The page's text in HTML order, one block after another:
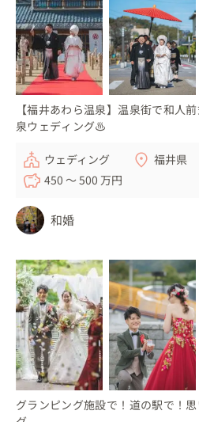
まるで修学旅行の部屋割りのお
今までにないウェディングをお
と
そしてなにより、お二人がプロ
でずっと携わらせていただけたこ
本当に嬉しく心から感謝してお
ました
あらためて…ウェディングプラ
実感出来たご結婚式でもありまし
👆こんな人におすすめ！
・1日ゆっくりウェディングを楽
・旅行も兼ねたウェディングに
・お家で過ごすようなアットホ
ている方
なんとなくしたいイメージはあ
いのか、どこでしたらいいのか
【福井あわら温泉】温泉街で和人
泉ウェディング♨
ウェディング
福井県
450 〜 500 万円
和婚
グランピング施設で！道の駅で！